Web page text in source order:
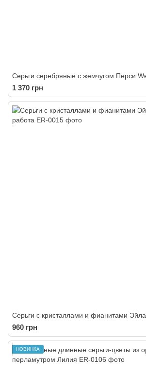
Серьги серебряные с жемчугом Перси
1 370 грн
Серьги с кристаллами и фианитами
960 грн
НОВИНКА